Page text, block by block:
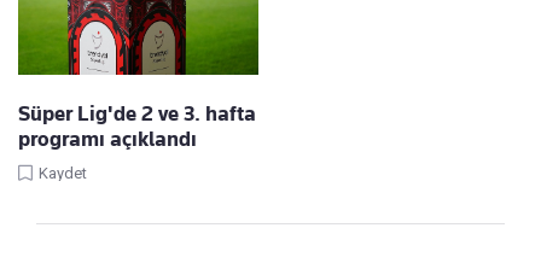
Süper Lig'de 2 ve 3. hafta
programı açıklandı
Kaydet